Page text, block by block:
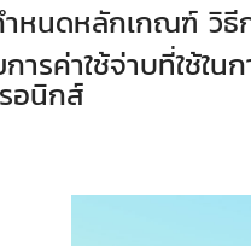
หนดหลักเกณฑ์ วิธี
การค่าใช้จ่าบที่ใช้ใ
อนิกส์